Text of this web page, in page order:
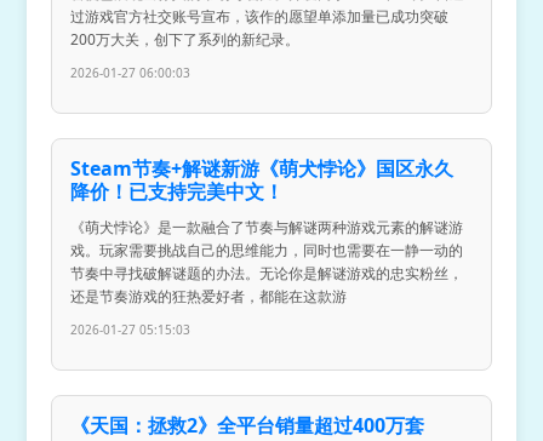
过游戏官方社交账号宣布，该作的愿望单添加量已成功突破
200万大关，创下了系列的新纪录。
2026-01-27 06:00:03
Steam节奏+解谜新游《萌犬悖论》国区永久
降价！已支持完美中文！
《萌犬悖论》是一款融合了节奏与解谜两种游戏元素的解谜游
戏。玩家需要挑战自己的思维能力，同时也需要在一静一动的
节奏中寻找破解谜题的办法。无论你是解谜游戏的忠实粉丝，
还是节奏游戏的狂热爱好者，都能在这款游
2026-01-27 05:15:03
《天国：拯救2》全平台销量超过400万套